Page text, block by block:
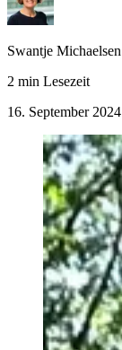
Swantje Michaelsen
2 min Lesezeit
16. September 2024